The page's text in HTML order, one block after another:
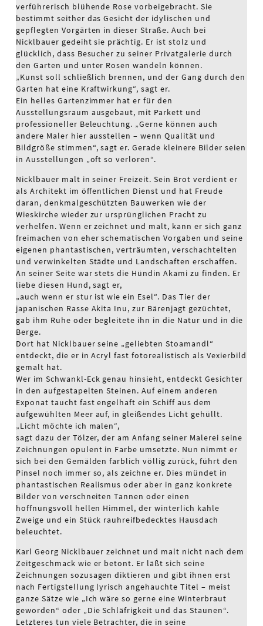
verführerisch blühende Rose vorbeigebracht. Sie
bestimmt seither das Gesicht der idylischen und
gepflegten Vorgärten in dieser Straße. Auch bei
Nicklbauer gedeiht sie prächtig. Er ist stolz und
glücklich, dass Besucher zu seiner Privatgalerie durch
den Garten und unter Rosen wandeln können.
„Kunst soll schließlich brennen, und der Gang durch den
Garten hat eine Kraftwirkung“, sagt er.
Ein helles Gartenzimmer hat er für den
Ausstellungsraum ausgebaut, mit Parkett und
professioneller Beleuchtung. „Gerne können auch
andere Maler hier ausstellen – wenn Qualität und
Bildgröße stimmen“, sagt er. Gerade kleinere Bilder seien
in Ausstellungen „oft so verloren“.
Nicklbauer malt in seiner Freizeit. Sein Brot verdient er
als Architekt im öffentlichen Dienst und hat Freude
daran, denkmalgeschützten Bauwerken wie der
Wieskirche wieder zur ursprünglichen Pracht zu
verhelfen. Wenn er zeichnet und malt, kann er sich ganz
freimachen von eher schematischen Vorgaben und seine
eigenen phantastischen, verträumten, verschachtelten
und verwinkelten Städte und Landschaften erschaffen.
An seiner Seite war stets die Hündin Akami zu finden. Er
liebe diesen Hund, sagt er,
„auch wenn er stur ist wie ein Esel“. Das Tier der
japanischen Rasse Akita Inu, zur Bärenjagt gezüchtet,
gab ihm Ruhe oder begleitete ihn in die Natur und in die
Berge.
Dort hat Nicklbauer seine „geliebten Stoamandl“
entdeckt, die er in Acryl fast fotorealistisch als Vexierbild
gemalt hat.
Wer im Schwankl-Eck genau hinsieht, entdeckt Gesichter
in den aufgestapelten Steinen. Auf einem anderen
Exponat taucht fast engelhaft ein Schiff aus dem
aufgewühlten Meer auf, in gleißendes Licht gehüllt.
„Licht möchte ich malen“,
sagt dazu der Tölzer, der am Anfang seiner Malerei seine
Zeichnungen opulent in Farbe umsetzte. Nun nimmt er
sich bei den Gemälden farblich völlig zurück, führt den
Pinsel noch immer so, als zeichne er. Dies mündet in
phantastischen Realismus oder aber in ganz konkrete
Bilder von verschneiten Tannen oder einen
hoffnungsvoll hellen Himmel, der winterlich kahle
Zweige und ein Stück rauhreifbedecktes Hausdach
beleuchtet.
Karl Georg Nicklbauer zeichnet und malt nicht nach dem
Zeitgeschmack wie er betont. Er läßt sich seine
Zeichnungen sozusagen diktieren und gibt ihnen erst
nach Fertigstellung lyrisch angehauchte Titel – meist
ganze Sätze wie „Ich wäre so gerne eine Winterbraut
geworden“ oder „Die Schläfrigkeit und das Staunen“.
Letzteres tun viele Betrachter, die in seine